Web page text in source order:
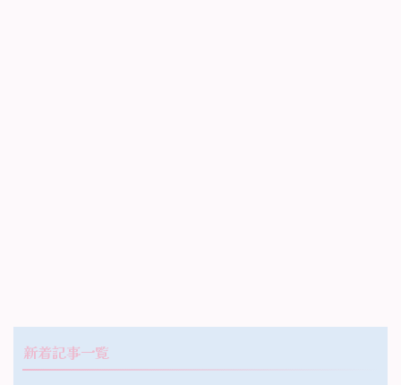
新着記事一覧